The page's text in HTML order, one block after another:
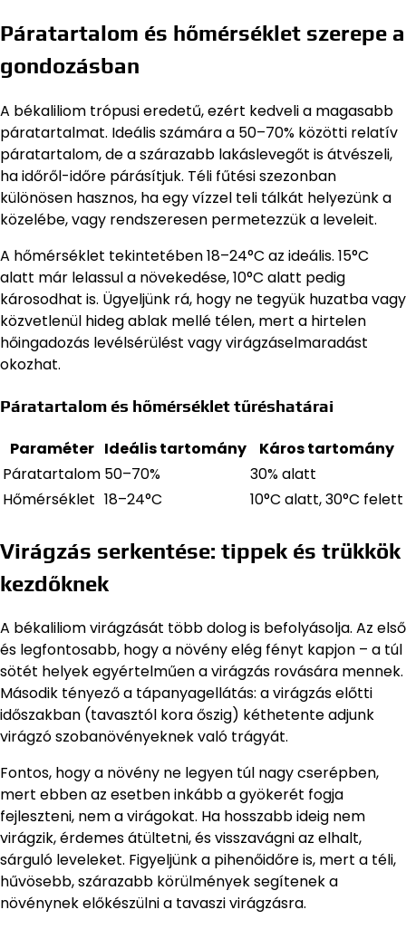
Páratartalom és hőmérséklet szerepe a
gondozásban
A békaliliom trópusi eredetű, ezért kedveli a magasabb
páratartalmat. Ideális számára a 50–70% közötti relatív
páratartalom, de a szárazabb lakáslevegőt is átvészeli,
ha időről-időre párásítjuk. Téli fűtési szezonban
különösen hasznos, ha egy vízzel teli tálkát helyezünk a
közelébe, vagy rendszeresen permetezzük a leveleit.
A hőmérséklet tekintetében 18–24°C az ideális. 15°C
alatt már lelassul a növekedése, 10°C alatt pedig
károsodhat is. Ügyeljünk rá, hogy ne tegyük huzatba vagy
közvetlenül hideg ablak mellé télen, mert a hirtelen
hőingadozás levélsérülést vagy virágzáselmaradást
okozhat.
Páratartalom és hőmérséklet tűréshatárai
Paraméter Ideális tartomány
Káros tartomány
Páratartalom 50–70%
30% alatt
Hőmérséklet 18–24°C 10°C alatt, 30°C felett
Virágzás serkentése: tippek és trükkök
kezdőknek
A békaliliom virágzását több dolog is befolyásolja. Az első
és legfontosabb, hogy a növény elég fényt kapjon – a túl
sötét helyek egyértelműen a virágzás rovására mennek.
Második tényező a tápanyagellátás: a virágzás előtti
időszakban (tavasztól kora őszig) kéthetente adjunk
virágzó szobanövényeknek való trágyát.
Fontos, hogy a növény ne legyen túl nagy cserépben,
mert ebben az esetben inkább a gyökerét fogja
fejleszteni, nem a virágokat. Ha hosszabb ideig nem
virágzik, érdemes átültetni, és visszavágni az elhalt,
sárguló leveleket. Figyeljünk a pihenőidőre is, mert a téli,
hűvösebb, szárazabb körülmények segítenek a
növénynek előkészülni a tavaszi virágzásra.